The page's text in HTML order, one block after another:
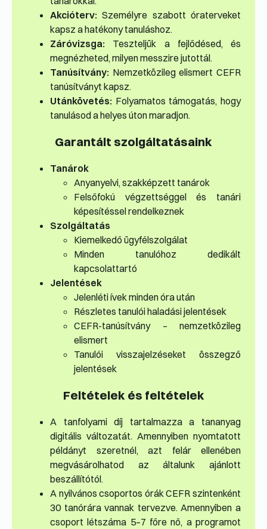
Akcióterv: Személyre szabott óraterveket
kapsz a hatékony tanuláshoz.
Záróvizsga: Teszteljük a fejlődésed, és
megnézheted, milyen messzire jutottál.
Tanúsítvány: Nemzetközileg elismert CEFR
tanúsítványt kapsz.
Utánkövetés: Folyamatos támogatás, hogy
tanulásod a helyes úton maradjon.
Garantált szolgáltatásaink
Tanárok
Anyanyelvi, szakképzett tanárok
Felsőfokú végzettséggel és tanári
képesítéssel rendelkeznek
Szolgáltatás
Kiemelkedő ügyfélszolgálat
Minden tanulóhoz dedikált
kapcsolattartó
Jelentések
Jelenléti ívek minden óra után
Részletes tanulói haladási jelentések
CEFR-tanúsítvány – nemzetközileg
elismert
Tanulói visszajelzéseket összegző
jelentések
Feltételek és feltételek
A tanfolyami díj tartalmazza a tananyag
digitális változatát. Amennyiben nyomtatott
példányt szeretnél, azt felár ellenében
megvásárolhatod az általunk ajánlott
beszállítótól.
A nyilvános csoportos órák CEFR szintenként
30 tanórára vannak tervezve. Amennyiben a
csoport létszáma 5–7 főre nő, a programot